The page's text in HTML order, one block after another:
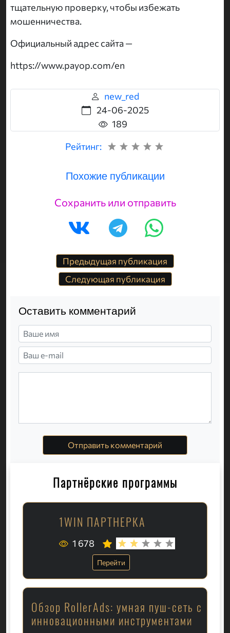
тщательную проверку, чтобы избежать
мошенничества.
Официальный адрес сайта —
https://www.payop.com/en
new_red
24-06-2025
189
Рейтинг:
Похожие публикации
Сохранить или отправить
Предыдущая публикация
Следующая публикация
Оставить комментарий
Отправить комментарий
Партнёрские программы
1WIN ПАРТНЕРКА
1 678
Перейти
Обзор RollerAds: умная пуш-сеть с
инновационными инструментами